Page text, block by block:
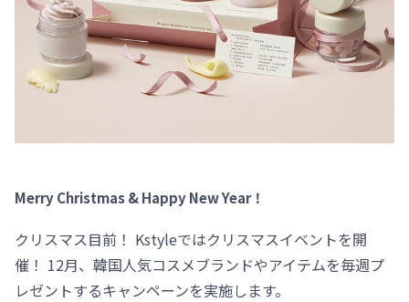
Merry Christmas & Happy New Year！
クリスマス目前！ Kstyleではクリスマスイベントを開
催！ 12月、韓国人気コスメブランドやアイテムを毎週プ
レゼントするキャンペーンを実施します。